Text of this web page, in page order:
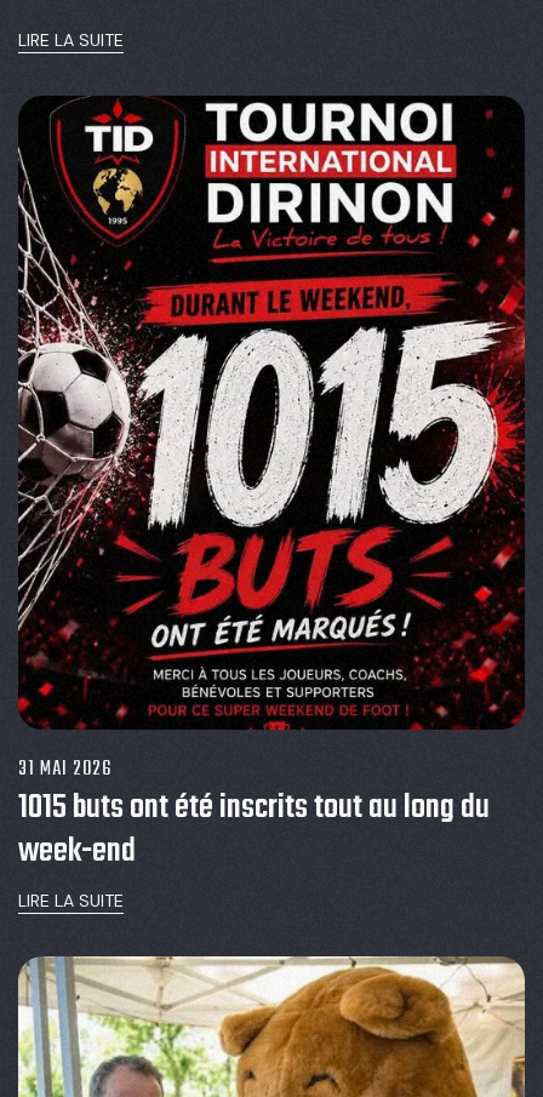
LIRE LA SUITE
31 MAI 2026
1015 buts ont été inscrits tout au long du
week-end
LIRE LA SUITE